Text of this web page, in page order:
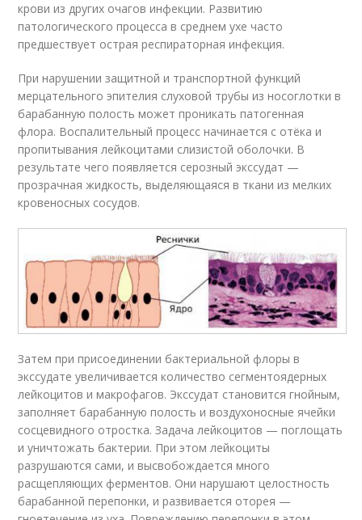
крови из других очагов инфекции. Развитию
патологического процесса в среднем ухе часто
предшествует острая респираторная инфекция.
При нарушении защитной и транспортной функций
мерцательного эпителия слуховой трубы из носоглотки в
барабанную полость может проникать патогенная
флора. Воспалительный процесс начинается с отёка и
пропитывания лейкоцитами слизистой оболочки. В
результате чего появляется серозный экссудат —
прозрачная жидкость, выделяющаяся в ткани из мелких
кровеносных сосудов.
Затем при присоединении бактериальной флоры в
экссудате увеличивается количество сегментоядерных
лейкоцитов и макрофагов. Экссудат становится гнойным,
заполняет барабанную полость и воздухоносные ячейки
сосцевидного отростка. Задача лейкоцитов — поглощать
и уничтожать бактерии. При этом лейкоциты
разрушаются сами, и высвобождается много
расщепляющих ферментов. Они нарушают целостность
барабанной перепонки, и развивается оторея —